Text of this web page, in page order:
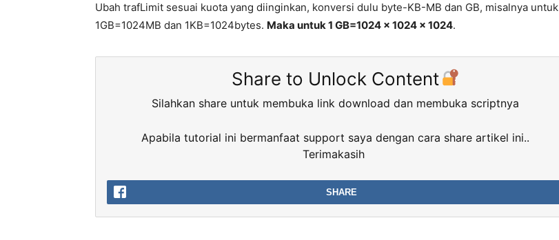
Ubah trafLimit sesuai kuota yang diinginkan, konversi dulu byte-KB-MB dan GB, misalnya untuk
1GB=1024MB dan 1KB=1024bytes. Maka untuk 1 GB=1024 x 1024 x 1024.
Share to Unlock Content
Silahkan share untuk membuka link download dan membuka scriptnya
Apabila tutorial ini bermanfaat support saya dengan cara share artikel ini..
Terimakasih
SHARE